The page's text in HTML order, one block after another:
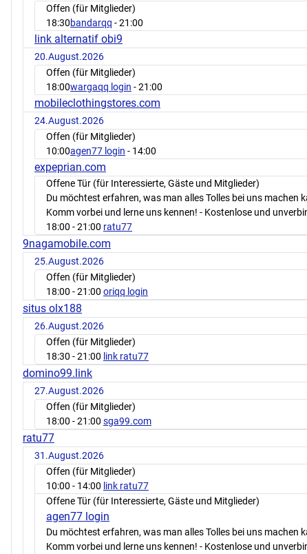
Offen (für Mitglieder)
18:30bandarqq - 21:00
link alternatif obi9
20.August.2026
Offen (für Mitglieder)
18:00wargaqq login - 21:00
mobileclothingstores.com
24.August.2026
Offen (für Mitglieder)
10:00agen77 login - 14:00
expeprian.com
Offene Tür (für Interessierte, Gäste und Mitglieder)
Du möchtest erfahren, was man alles Tolles bei uns machen
Komm vorbei und lerne uns kennen! - Kostenlose und
18:00 - 21:00 ratu77
9nagamobile.com
25.August.2026
Offen (für Mitglieder)
18:00 - 21:00 oriqq login
situs olx188
26.August.2026
Offen (für Mitglieder)
18:30 - 21:00 link ratu77
domino99.link
27.August.2026
Offen (für Mitglieder)
18:00 - 21:00 sga99.com
ratu77
31.August.2026
Offen (für Mitglieder)
10:00 - 14:00 link ratu77
Offene Tür (für Interessierte, Gäste und Mitglieder)
agen77 login
Du möchtest erfahren, was man alles Tolles bei uns machen
Komm vorbei und lerne uns kennen! - Kostenlose und